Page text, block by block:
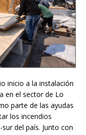
inicio a la instalación
en el sector de Lo
parte de las ayudas
los incendios
del país. Junto con